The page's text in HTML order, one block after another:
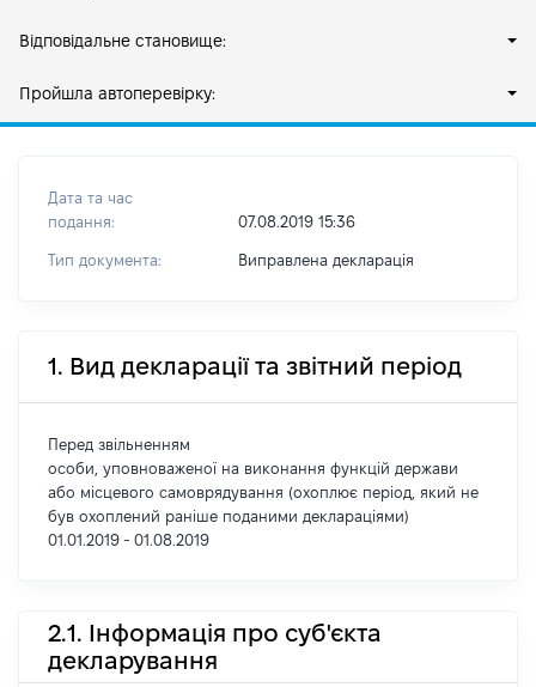
Відповідальне становище:
Пройшла автоперевірку:
Дата та час
подання:
07.08.2019 15:36
Тип документа: Виправлена декларація
1. Вид декларації та звітний період
Перед звільненням
особи, уповноваженої на виконання функцій держави
або місцевого самоврядування (охоплює період, який не
був охоплений раніше поданими деклараціями)
01.01.2019 - 01.08.2019
2.1. Інформація про суб'єкта
декларування